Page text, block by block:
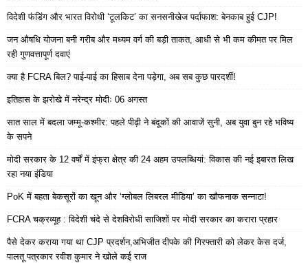
विदेशी फंडिंग और भारत विरोधी ‘टूलकिट’ का सनसनीखेज पर्दाफाश: बेनकाब हुई CJP!
जन औषधि योजना बनी गरीब और मध्यम वर्ग की बड़ी ताकत, आधी से भी कम कीमत पर मिल
रही गुणवत्तापूर्ण दवाएं
क्या है FCRA बिल? पाई-पाई का हिसाब देना पड़ेगा, अब सब कुछ पारदर्शी!
इतिहास के झरोखे में नरेन्द्र मोदीः 06 अगस्त
सात साल में बदला जम्मू-कश्मीर: पहले पीढ़ी ने बंदूकों की आवाजें सुनी, अब युवा बुन रहे भविष्य
के सपने
मोदी सरकार के 12 वर्षों में इंफ्रा क्षेत्र की 24 अहम उपलब्धियां: विकास की नई इबारत लिख
रहा नया इंडिया
PoK में बहता बेकसूरों का खून और ‘ग्लोबल लिबरल मीडिया’ का खौफनाक सन्नाटा!
FCRA चक्रव्यूह : विदेशी चंदे से देशविरोधी साजिशों पर मोदी सरकार का करारा प्रहार
पैसे देकर कराया गया था CJP प्रदर्शन,अभिजीत दीपके की गिरफ्तारी को लेकर केस दर्ज,
पालतू पत्रकार रवीश कुमार ने खोले कई राज